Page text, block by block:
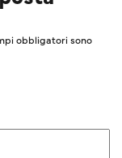
obbligatori sono